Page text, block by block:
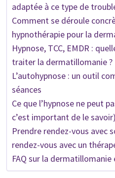
adaptée à ce type de
Comment se déroule
hypnothérapie pour la
Hypnose, TCC, EMDR :
traiter la dermatillomanie ?
L’autohypnose : un outil
séances
Ce que l’hypnose ne peut
c’est important de le savoir)
Prendre rendez-vous avec
rendez-vous avec un
FAQ sur la dermatillomanie